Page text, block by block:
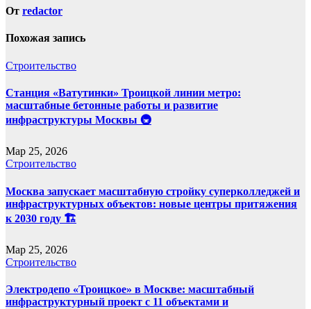
От redactor
Похожая запись
Строительство
Станция «Ватутинки» Троицкой линии метро:
масштабные бетонные работы и развитие
инфраструктуры Москвы 🚇
Мар 25, 2026
Строительство
Москва запускает масштабную стройку суперколледжей и
инфраструктурных объектов: новые центры притяжения
к 2030 году 🏗️
Мар 25, 2026
Строительство
Электродепо «Троицкое» в Москве: масштабный
инфраструктурный проект с 11 объектами и